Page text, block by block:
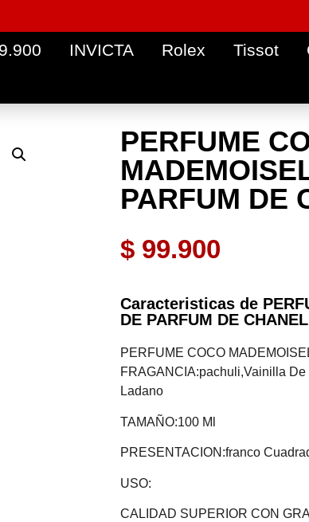
INVICTA Rolex Tissot
PERFUME
PARFUM DE
$ 99.900
Caracteristicas de
DE PARFUM DE CHANEL
PERFUME COCO
FRAGANCIA:pachuli,vainilla
Ladano
TAMAÑO:100 Ml
PRESENTACION:franco
USO:
CALIDAD SUPERIOR CON